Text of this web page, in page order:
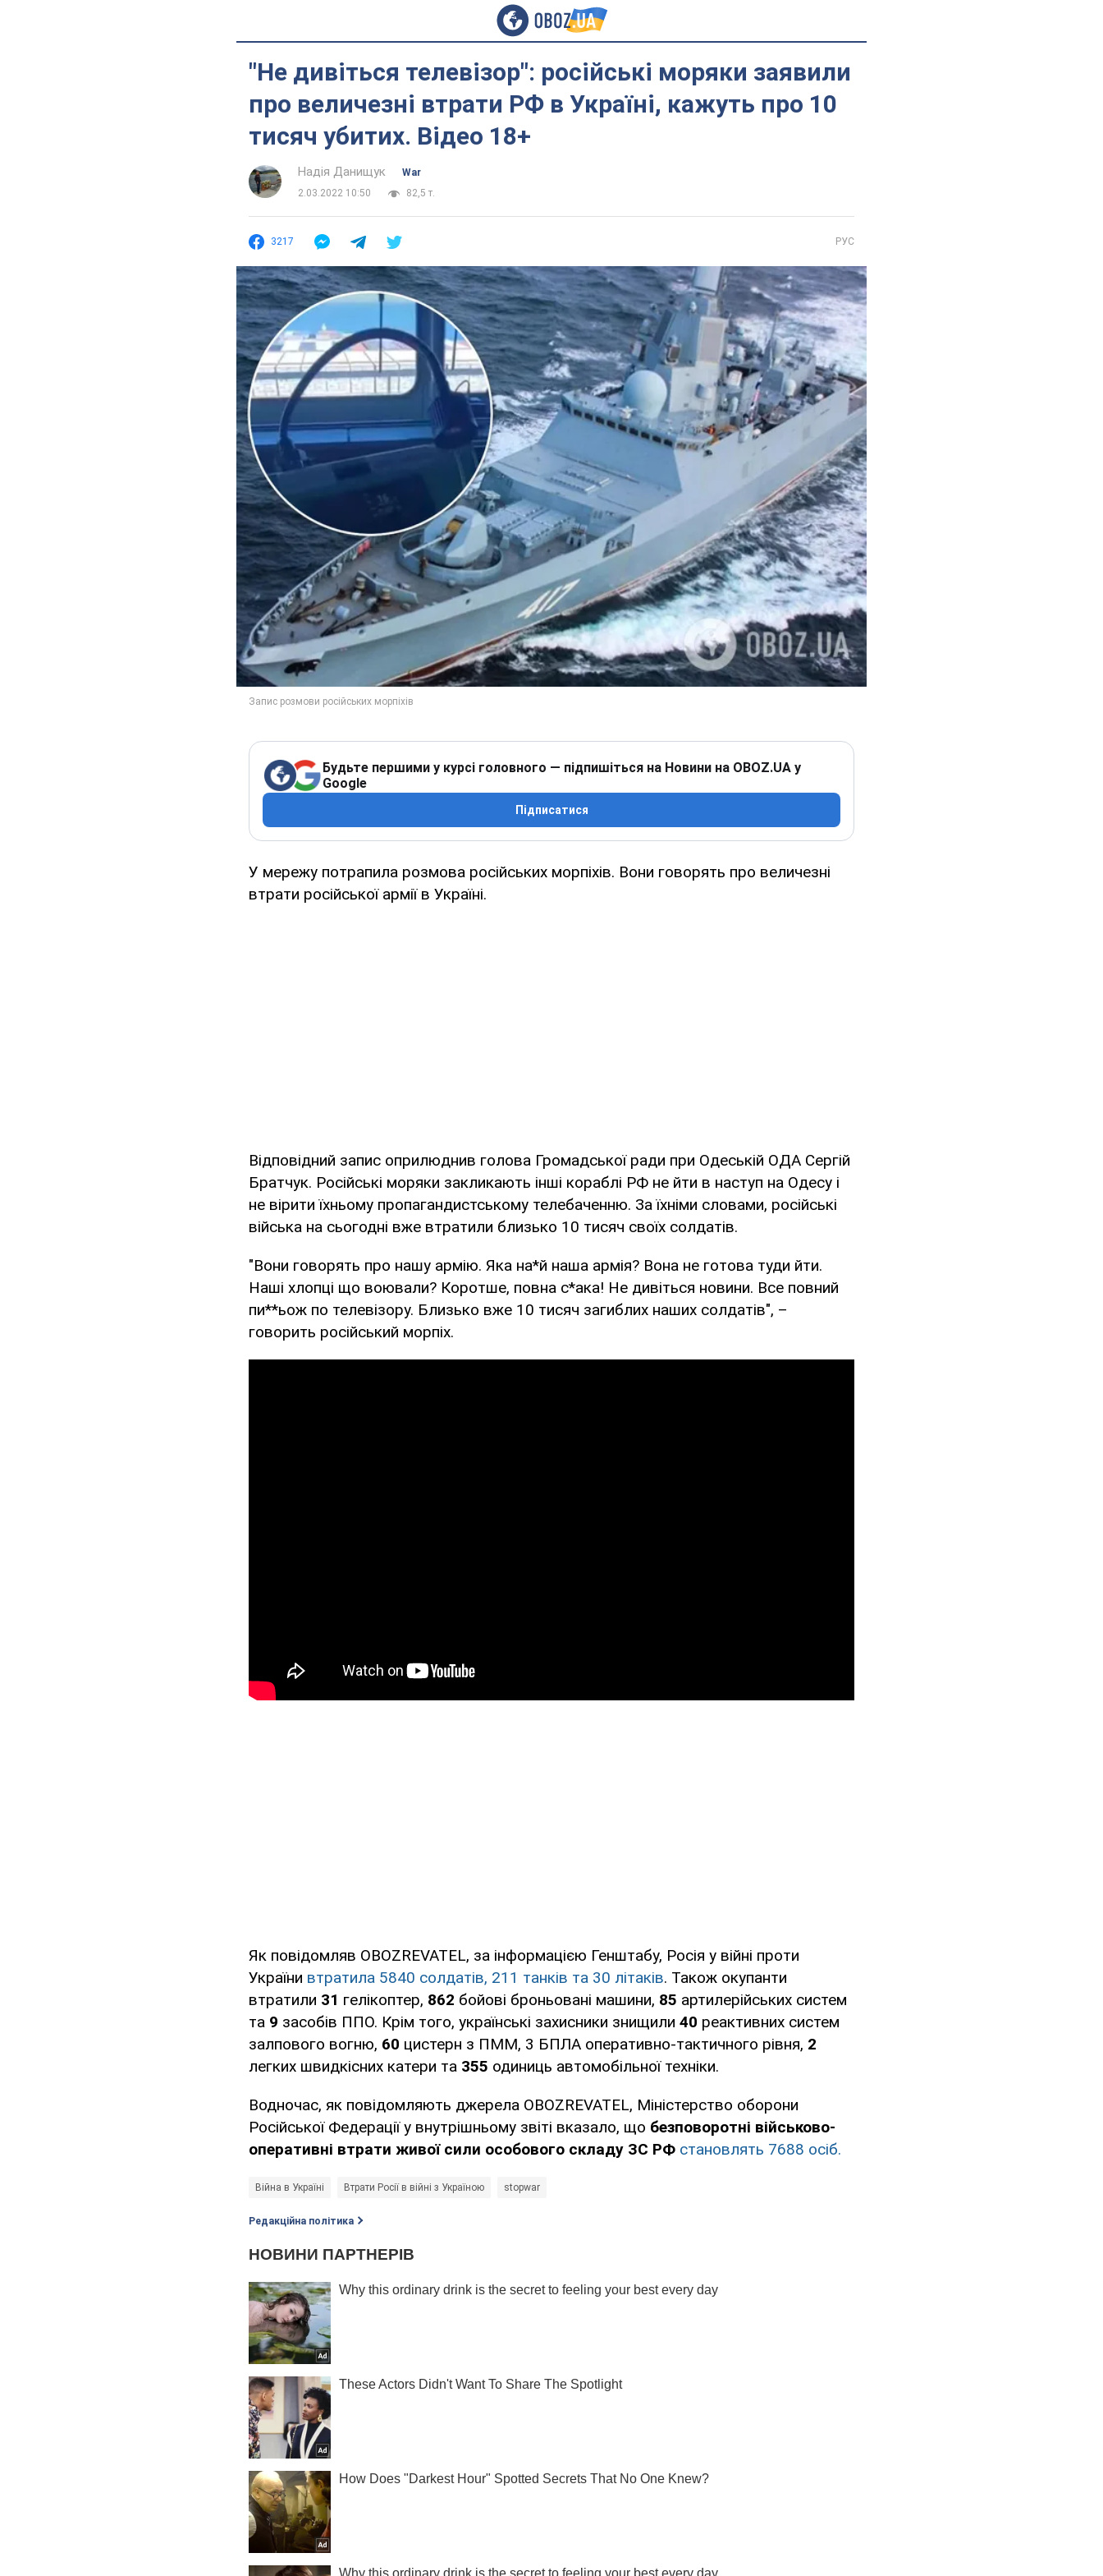
"Не дивіться телевізор": російські моряки заявили
про величезні втрати РФ в Україні, кажуть про 10
тисяч убитих. Відео 18+
Надія Данищук
War
2.03.2022 10:50
82,5 т.
3217 РУС
Будьте першими у курсі головного — підпишіться на Новини на OBOZ.UA у
Google
Підписатися
У мережу потрапила розмова російських морпіхів. Вони говорять про величезні
втрати російської армії в Україні.
Відповідний запис оприлюднив голова Громадської ради при Одеській ОДА Сергій
Братчук. Російські моряки закликають інші кораблі РФ не йти в наступ на Одесу і
не вірити їхньому пропагандистському телебаченню. За їхніми словами, російські
війська на сьогодні вже втратили близько 10 тисяч своїх солдатів.
"Вони говорять про нашу армію. Яка на*й наша армія? Вона не готова туди йти.
Наші хлопці що воювали? Коротше, повна с*ака! Не дивіться новини. Все повний
пи**ьож по телевізору. Близько вже 10 тисяч загиблих наших солдатів", –
говорить російський морпіх.
Як повідомляв OBOZREVATEL, за інформацією Генштабу, Росія у війні проти
України втратила 5840 солдатів, 211 танків та 30 літаків. Також окупанти
втратили 31 гелікоптер, 862 бойові броньовані машини, 85 артилерійських систем
та 9 засобів ППО. Крім того, українські захисники знищили 40 реактивних систем
залпового вогню, 60 цистерн з ПММ, 3 БПЛА оперативно-тактичного рівня, 2
легких швидкісних катери та 355 одиниць автомобільної техніки.
Водночас, як повідомляють джерела OBOZREVATEL, Міністерство оборони
Російської Федерації у внутрішньому звіті вказало, що безповоротні військово-
оперативні втрати живої сили особового складу ЗС РФ становлять 7688 осіб.
Війна в Україні Втрати Росії в війні з Україною stopwar
Редакційна політика